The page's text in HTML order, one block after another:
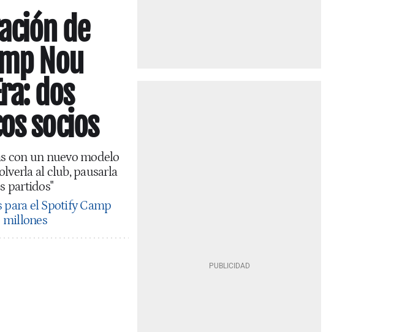
de
Nou
dos
socios
con un nuevo modelo
al club, pausarla
partidos"
el Spotify Camp
millones